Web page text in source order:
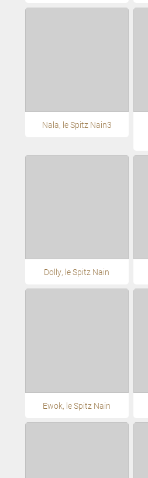
Nala, le Spitz Nain3
Dolly, le Spitz Nain
Ewok, le Spitz Nain